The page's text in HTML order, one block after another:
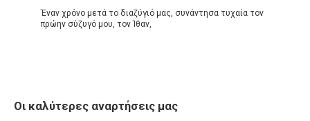
Έναν χρόνο μετά το διαζύγιό μας, συνάντησα τυχαία τον
πρώην σύζυγό μου, τον Ίθαν,
Οι καλύτερες αναρτήσεις μας